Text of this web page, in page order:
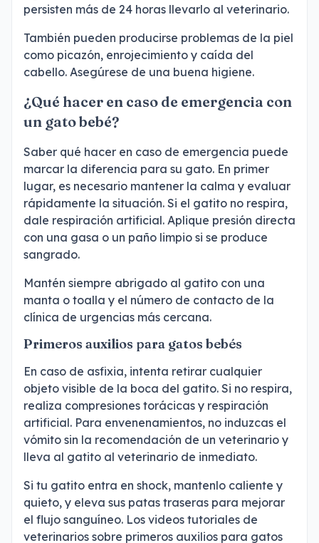
persisten más de 24 horas llevarlo al veterinario.
También pueden producirse problemas de la piel
como picazón, enrojecimiento y caída del
cabello. Asegúrese de una buena higiene.
¿Qué hacer en caso de emergencia con
un gato bebé?
Saber qué hacer en caso de emergencia puede
marcar la diferencia para su gato. En primer
lugar, es necesario mantener la calma y evaluar
rápidamente la situación. Si el gatito no respira,
dale respiración artificial. Aplique presión directa
con una gasa o un paño limpio si se produce
sangrado.
Mantén siempre abrigado al gatito con una
manta o toalla y el número de contacto de la
clínica de urgencias más cercana.
Primeros auxilios para gatos bebés
En caso de asfixia, intenta retirar cualquier
objeto visible de la boca del gatito. Si no respira,
realiza compresiones torácicas y respiración
artificial. Para envenenamientos, no induzcas el
vómito sin la recomendación de un veterinario y
lleva al gatito al veterinario de inmediato.
Si tu gatito entra en shock, mantenlo caliente y
quieto, y eleva sus patas traseras para mejorar
el flujo sanguíneo. Los videos tutoriales de
veterinarios sobre primeros auxilios para gatos